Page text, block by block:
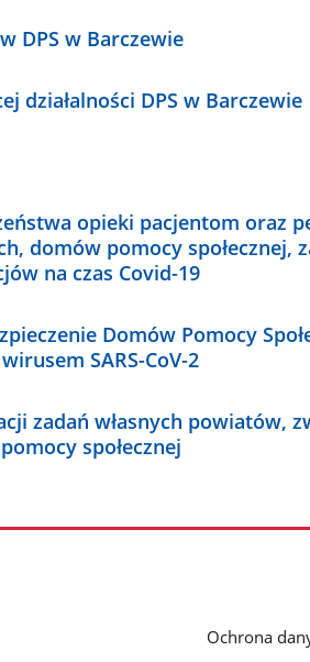
DPS w Barczewie
działalności DPS w Barczewie
opieki pacjentom oraz
domów pomocy społecznej,
na czas Covid-19
Domów Pomocy
SARS-CoV-2
zadań własnych powiatów,
społecznej
Ochrona